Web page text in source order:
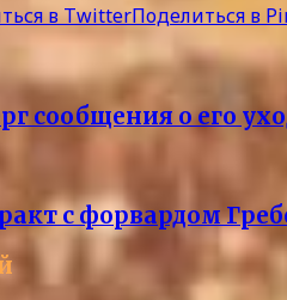
в TwitterПоделиться в
сообщения о его
с форвардом